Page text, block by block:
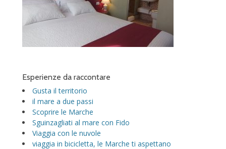
Esperienze da raccontare
Gusta il territorio
il mare a due passi
Scoprire le Marche
Sguinzagliati al mare con Fido
Viaggia con le nuvole
viaggia in bicicletta, le Marche ti aspettano